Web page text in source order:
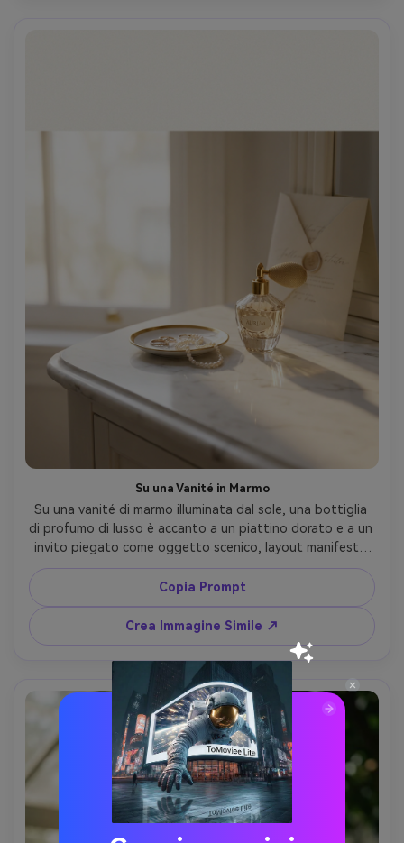
Su una Vanité in Marmo
Su una vanité di marmo illuminata dal sole, una bottiglia
di profumo di lusso è accanto a un piattino dorato e a un
invito piegato come oggetto scenico, layout manifesto
verticale con area vuota per titolo, luce naturale finestra
con diffusione morbida, Leica SL2, 50mm f/2.8, primo
piano con profondità ridotta, mood mattutino elegante,
riflessi realistici e highlights delicati, color grading
editoriale ad alta risoluzione --ar 4:5
Copia Prompt
Crea Immagine Simile ↗